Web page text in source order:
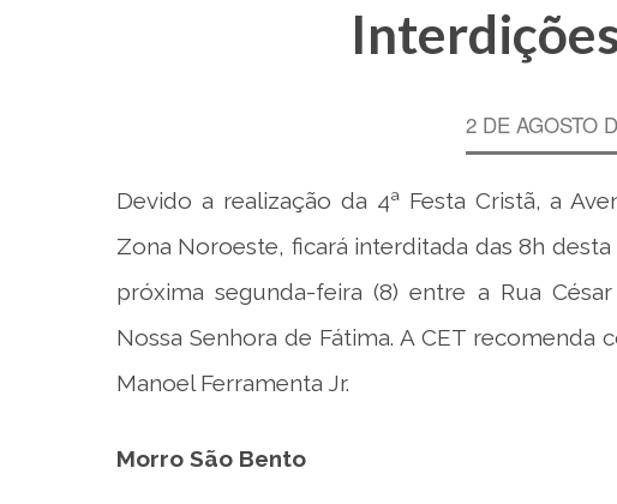
2 DE AGOSTO
Devido a realização da 4ª Festa Cristã, a
Zona Noroeste, ficará interditada das 8h
próxima segunda-feira (8) entre a Rua
Nossa Senhora de Fátima. A CET recomenda
Manoel Ferramenta Jr.
Morro São Bento